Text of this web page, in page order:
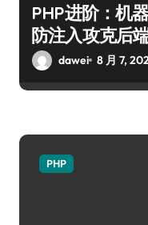
PHP进阶：机
防注入攻克后
dawei 8 月 7,
PHP